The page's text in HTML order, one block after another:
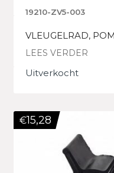
19210-ZV5-003
VLEUGELRAD,
LEES VERDER
Uitverkocht
€15,28